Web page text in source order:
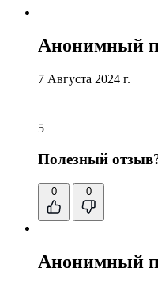
Анонимный
7 Августа 2024 г.
5
Полезный
0 0
Анонимный